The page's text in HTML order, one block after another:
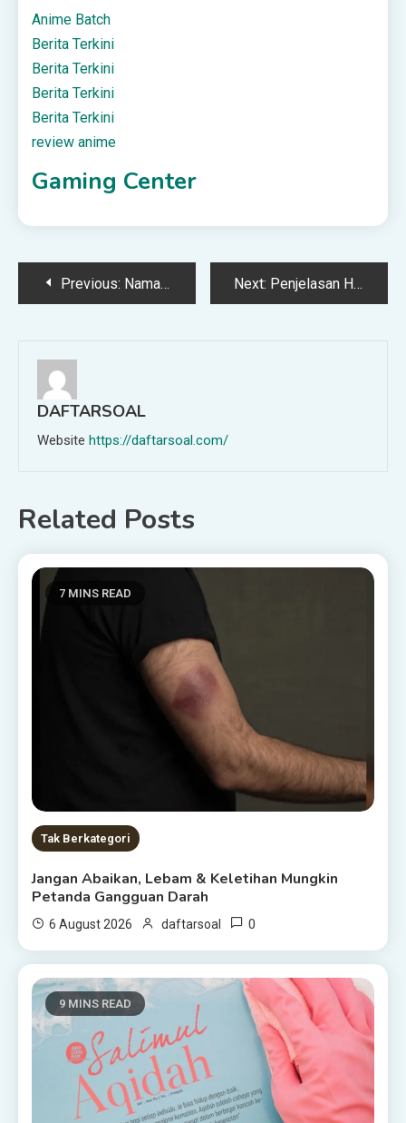
Anime Batch
Berita Terkini
Berita Terkini
Berita Terkini
Berita Terkini
review anime
Gaming Center
PostPrevious: Nama-Nama yang Dilarang dalam Islam Next: Penjelasan Hadits Tentang Al-Mahdi dari Keluarga Rasulullah
DAFTARSOAL
Website https://daftarsoal.com/
Related Posts
7 MINS READ
Tak Berkategori
Jangan Abaikan, Lebam & Keletihan Mungkin
Petanda Gangguan Darah
6 August 2026 daftarsoal 0
9 MINS READ